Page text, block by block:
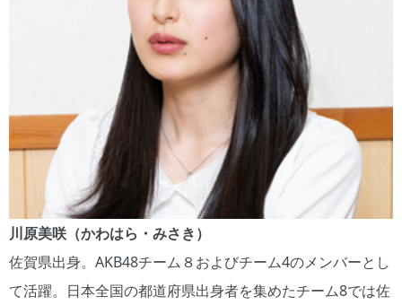
川原美咲（かわはら・みさき）
佐賀県出身。AKB48チーム８およびチーム4のメンバーとし
て活躍。日本全国の都道府県出身者を集めたチーム8では佐